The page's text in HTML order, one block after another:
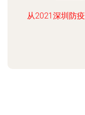
从2021深圳防